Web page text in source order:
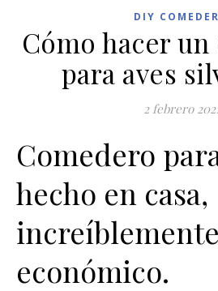
DIY
Cómo hacer
para aves
2 febrero
Comedero
hecho en casa,
económico.